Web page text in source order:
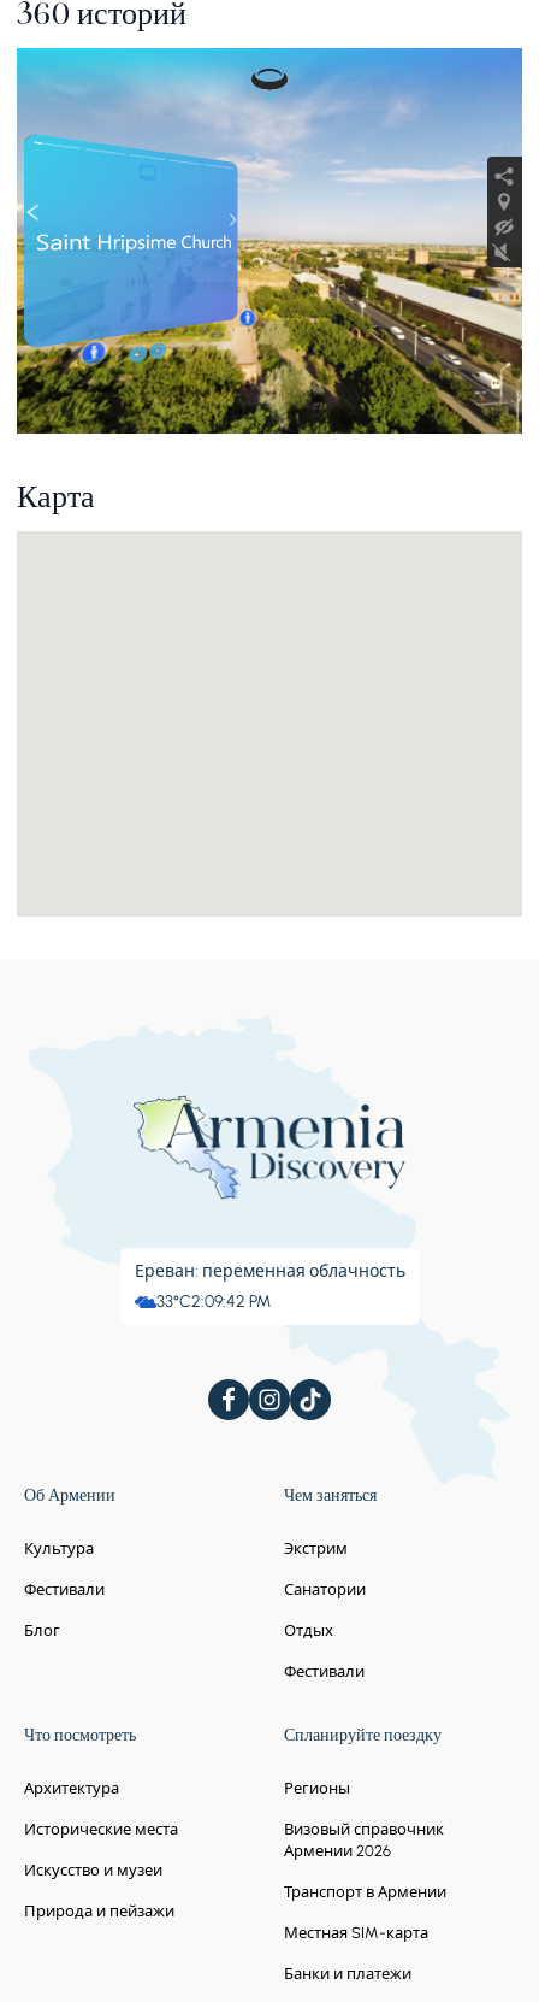
360 историй
Карта
Ереван: переменная облачность
33°C2:09:45 PM
Об Армении
Культура
Фестивали
Блог
Чем заняться
Экстрим
Санатории
Отдых
Фестивали
Что посмотреть
Архитектура
Исторические места
Искусство и музеи
Природа и пейзажи
Спланируйте поездку
Регионы
Визовый справочник
Армении 2026
Транспорт в Армении
Местная SIM-карта
Банки и платежи